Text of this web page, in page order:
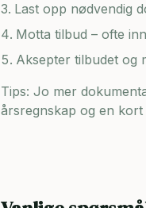
Last opp nødvendig
Motta tilbud – ofte
Aksepter tilbudet og
Tips: Jo mer
årsregnskap og en